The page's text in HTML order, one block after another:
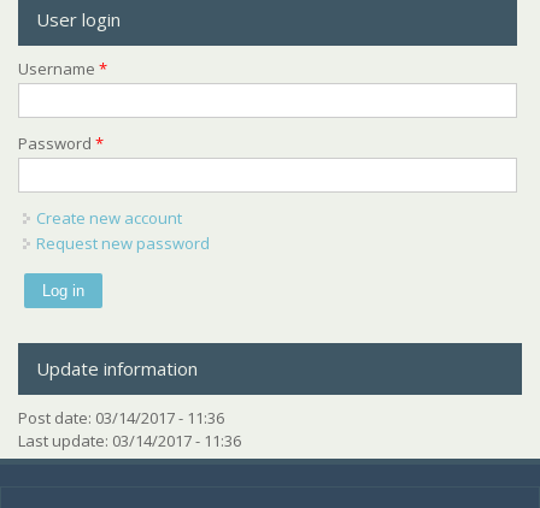
User login
Username *
Password *
Create new account
Request new password
Update information
Post date: 03/14/2017 - 11:36
Last update: 03/14/2017 - 11:36